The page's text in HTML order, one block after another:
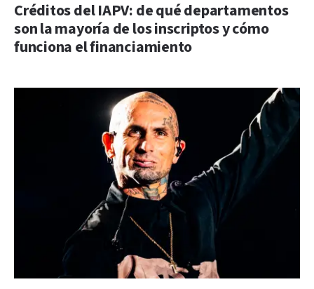
Créditos del IAPV: de qué departamentos
son la mayoría de los inscriptos y cómo
funciona el financiamiento